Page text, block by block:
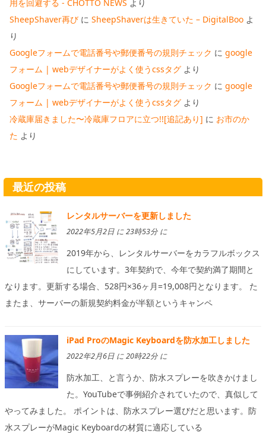
用を回避する - CHOTTO NEWS より
SheepShaver再び に SheepShaverは生きていた – DigitalBoo よ
り
Googleフォームで電話番号や郵便番号の規則チェック に google
フォーム | webデザイナーがよく使うcssタグ より
Googleフォームで電話番号や郵便番号の規則チェック に google
フォーム | webデザイナーがよく使うcssタグ より
冷蔵庫届きました〜冷蔵庫フロアに立つ!![追記あり] に お市のか
た より
最近の投稿
レンタルサーバーを更新しました
2022年5月2日 に 23時53分 に
2019年から、レンタルサーバーをカラフルボックス
にしています。3年契約で、今年で契約満了期間と
なります。更新する場合、528円×36ヶ月=19,008円となります。 た
またま、サーバーの新規契約料金が半額というキャンペ
iPad ProのMagic Keyboardを防水加工しました
2022年2月6日 に 20時22分 に
防水加工、と言うか、防水スプレーを吹きかけまし
た。YouTubeで事例紹介されていたので、真似して
やってみました。 ポイントは、防水スプレー選びだと思います。防
水スプレーがMagic Keyboardの材質に適応している